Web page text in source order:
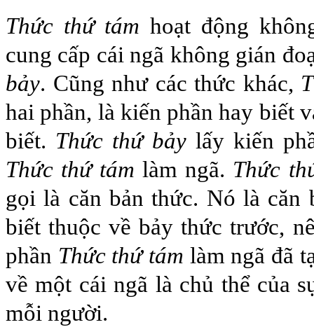
Thức thứ tám hoạt động
cung cấp cái ngã không gián
bảy. Cũng như các thức khác,
hai phần, là kiến phần hay biết
biết. Thức thứ bảylấy kiến
Thức thứ tám làm ngã. Thức
gọi là căn bản thức. Nó là căn
biết thuộc về bảy thức trước,
phần Thức thứ tám làm ngã đã
về một cái ngã là chủ thể của
mỗi người.